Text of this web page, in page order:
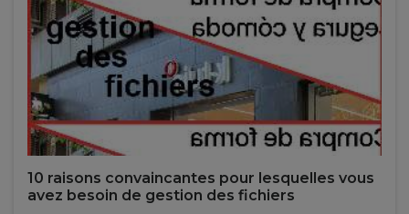
10 raisons convaincantes pour lesquelles vous
avez besoin de gestion des fichiers